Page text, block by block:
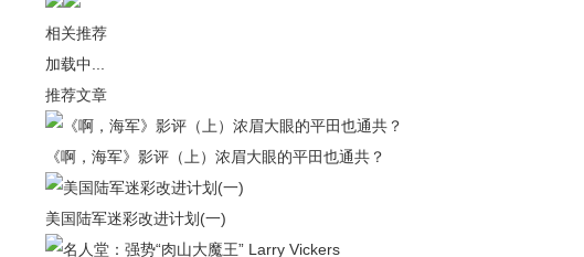
相关推荐
加载中...
推荐文章
《啊，海军》影评（上）浓眉大眼的平田也通共？
美国陆军迷彩改进计划(一)